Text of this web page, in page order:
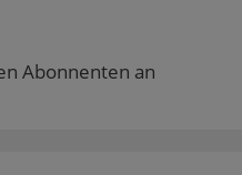
Abonnenten an